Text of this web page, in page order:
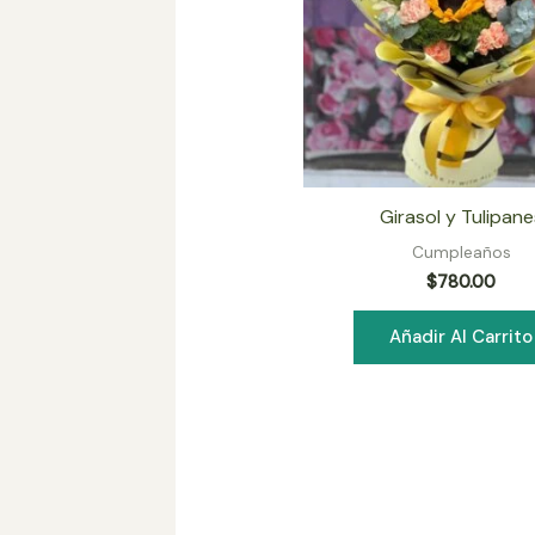
Girasol y
Cumpleaños
$780.00
Añadir Al Carrito